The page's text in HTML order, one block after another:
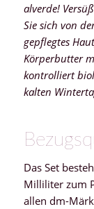
alverde!
Sie sich von
gepflegtes
Körperbutter
kontrolliert
kalten
Das Set
Milliliter zum
allen dm-